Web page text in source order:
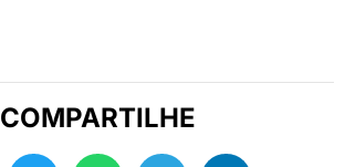
COMPARTILHE